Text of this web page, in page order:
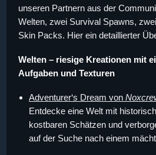
unseren Partnern aus der
Welten, zwei Survival Spawns,
Skin Packs. Hier ein detaillierter
Welten – riesige Kreationen mit
Aufgaben und Texturen
Adventurer‘s Dream von
Entdecke eine Welt mit
kostbaren Schätzen und
auf der Suche nach einem